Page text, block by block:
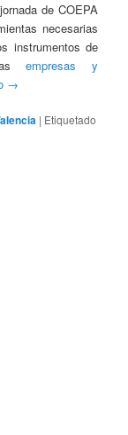
de COEPA
necesarias
instrumentos de
lasempresas y
→
| Etiquetado